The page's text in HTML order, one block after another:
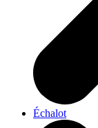
Échalot